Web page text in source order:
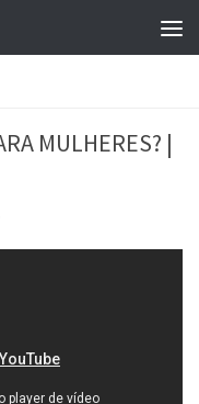
MULHERES? |